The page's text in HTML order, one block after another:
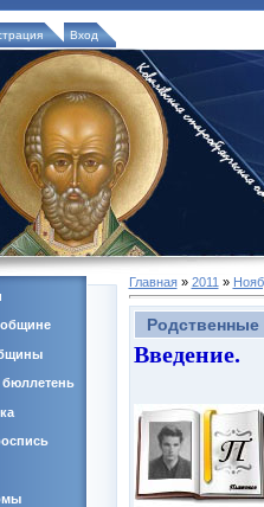
Вход
Главная» 2011 »
Введение.